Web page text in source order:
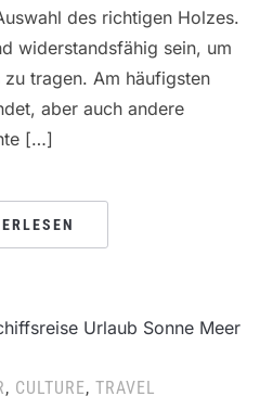
des richtigen Holzes.
widerstandsfähig sein, um
tragen. Am häufigsten
aber auch andere
[…]
, CULTURE, TRAVEL